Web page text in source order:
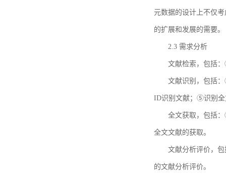
元数据的设计上不仅
的扩展和发展的需要。
2.3 需求分析
文献检索，包括
文献识别，包括
ID识别文献；⑤识别全
全文获取，包括
全文文献的获取。
文献分析评价，
的文献分析评价。